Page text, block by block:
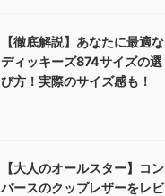
【徹底解説】あなたに最適な
ディッキーズ874サイズの選
び方！実際のサイズ感も！
【大人のオールスター】コン
バースのクップレザーをレビ